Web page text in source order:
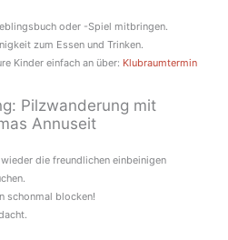
oder -Spiel mitbringen.
zum Essen und Trinken.
Kinder einfach an über: Klubraumtermin
Pilzwanderung mit
Annuseit
die freundlichen einbeinigen
schonmal blocken!